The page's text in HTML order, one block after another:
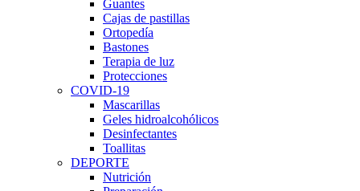
Guantes
Cajas de pastillas
Ortopedía
Bastones
Terapia de luz
Protecciones
COVID-19
Mascarillas
Geles hidroalcohólicos
Desinfectantes
Toallitas
DEPORTE
Nutrición